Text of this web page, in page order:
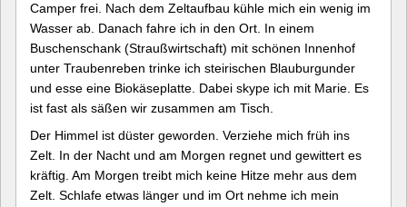
Camper frei. Nach dem Zeltaufbau kühle mich ein wenig im
Wasser ab. Danach fahre ich in den Ort. In einem
Buschenschank (Straußwirtschaft) mit schönen Innenhof
unter Traubenreben trinke ich steirischen Blauburgunder
und esse eine Biokäseplatte. Dabei skype ich mit Marie. Es
ist fast als säßen wir zusammen am Tisch.
Der Himmel ist düster geworden. Verziehe mich früh ins
Zelt. In der Nacht und am Morgen regnet und gewittert es
kräftig. Am Morgen treibt mich keine Hitze mehr aus dem
Zelt. Schlafe etwas länger und im Ort nehme ich mein